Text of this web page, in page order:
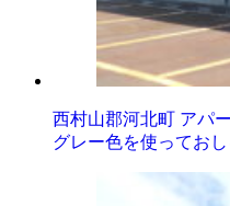
西村山郡河北町 アパ
グレー色を使ってお